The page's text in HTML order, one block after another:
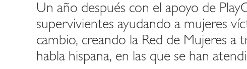
Un año después con el apoyo de
supervivientes ayudando a mujeres
cambio, creando la Red de Mujeres a
habla hispana, en las que se han